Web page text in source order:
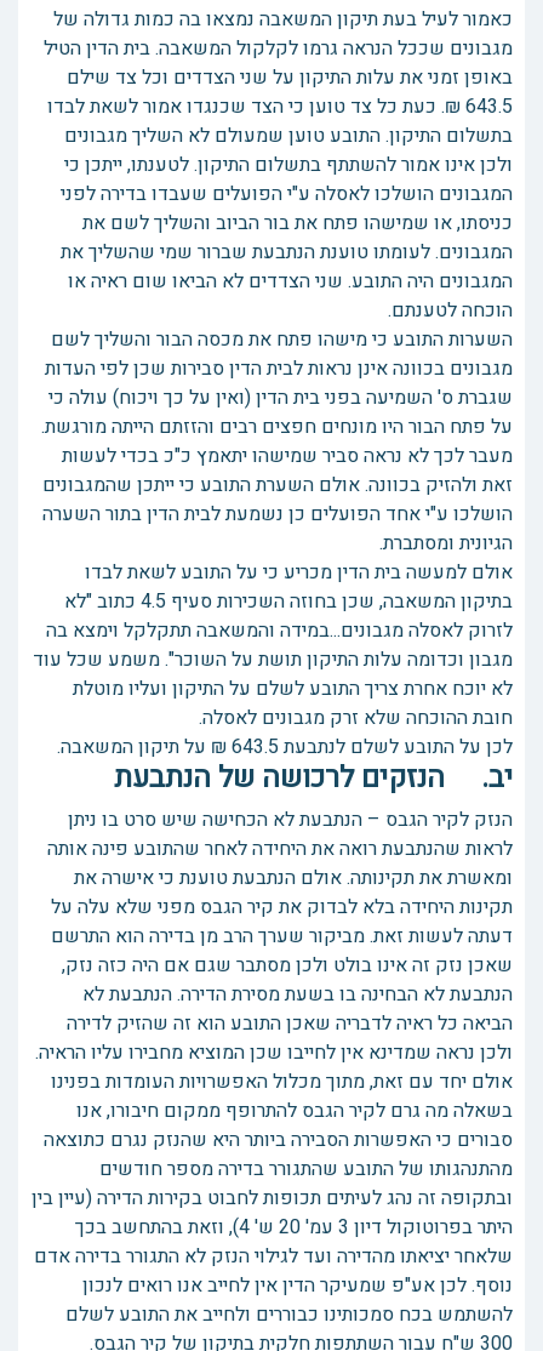
כאמור לעיל בעת תיקון המשאבה נמצאו בה כמות גדולה של
מגבונים שככל הנראה גרמו לקלקול המשאבה. בית הדין הטיל
באופן זמני את עלות התיקון על שני הצדדים וכל צד שילם
643.5 ₪. כעת כל צד טוען כי הצד שכנגדו אמור לשאת לבדו
בתשלום התיקון. התובע טוען שמעולם לא השליך מגבונים
ולכן אינו אמור להשתתף בתשלום התיקון. לטענתו, ייתכן כי
המגבונים הושלכו לאסלה ע"י הפועלים שעבדו בדירה לפני
כניסתו, או שמישהו פתח את בור הביוב והשליך לשם את
המגבונים. לעומתו טוענת הנתבעת שברור שמי שהשליך את
המגבונים היה התובע. שני הצדדים לא הביאו שום ראיה או
הוכחה לטענתם.
השערות התובע כי מישהו פתח את מכסה הבור והשליך לשם
מגבונים בכוונה אינן נראות לבית הדין סבירות שכן לפי העדות
שגברת ס' השמיעה בפני בית הדין (ואין על כך ויכוח) עולה כי
על פתח הבור היו מונחים חפצים רבים והזזתם הייתה מורגשת.
מעבר לכך לא נראה סביר שמישהו יתאמץ כ"כ בכדי לעשות
זאת ולהזיק בכוונה. אולם השערת התובע כי ייתכן שהמגבונים
הושלכו ע"י אחד הפועלים כן נשמעת לבית הדין בתור השערה
הגיונית ומסתברת.
אולם למעשה בית הדין מכריע כי על התובע לשאת לבדו
בתיקון המשאבה, שכן בחוזה השכירות סעיף 4.5 כתוב "לא
לזרוק לאסלה מגבונים...במידה והמשאבה תתקלקל וימצא בה
מגבון וכדומה עלות התיקון תושת על השוכר". משמע שכל עוד
לא יוכח אחרת צריך התובע לשלם על התיקון ועליו מוטלת
חובת ההוכחה שלא זרק מגבונים לאסלה.
לכן על התובע לשלם לנתבעת 643.5 ₪ על תיקון המשאבה.
יב. הנזקים לרכושה של הנתבעת
הנזק לקיר הגבס – הנתבעת לא הכחישה שיש סרט בו ניתן
לראות שהנתבעת רואה את היחידה לאחר שהתובע פינה אותה
ומאשרת את תקינותה. אולם הנתבעת טוענת כי אישרה את
תקינות היחידה בלא לבדוק את קיר הגבס מפני שלא עלה על
דעתה לעשות זאת. מביקור שערך הרב מן בדירה הוא התרשם
שאכן נזק זה אינו בולט ולכן מסתבר שגם אם היה כזה נזק,
הנתבעת לא הבחינה בו בשעת מסירת הדירה. הנתבעת לא
הביאה כל ראיה לדבריה שאכן התובע הוא זה שהזיק לדירה
ולכן נראה שמדינא אין לחייבו שכן המוציא מחבירו עליו הראיה.
אולם יחד עם זאת, מתוך מכלול האפשרויות העומדות בפנינו
בשאלה מה גרם לקיר הגבס להתרופף ממקום חיבורו, אנו
סבורים כי האפשרות הסבירה ביותר היא שהנזק נגרם כתוצאה
מהתנהגותו של התובע שהתגורר בדירה מספר חודשים
ובתקופה זה נהג לעיתים תכופות לחבוט בקירות הדירה (עיין בין
היתר בפרוטוקול דיון 3 עמ' 20 ש' 4), וזאת בהתחשב בכך
שלאחר יציאתו מהדירה ועד לגילוי הנזק לא התגורר בדירה אדם
נוסף. לכן אע"פ שמעיקר הדין אין לחייב אנו רואים לנכון
להשתמש בכח סמכותינו כבוררים ולחייב את התובע לשלם
300 ש"ח עבור השתתפות חלקית בתיקון של קיר הגבס.